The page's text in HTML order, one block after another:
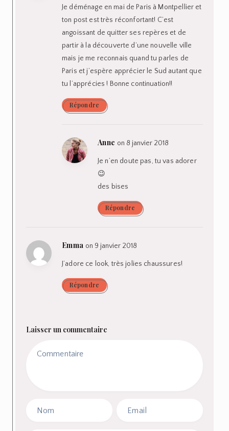
Je déménage en mai de Paris à Montpellier et
ton post est très réconfortant! C’est
angoissant de quitter ses repères et de
partir à la découverte d’une nouvelle ville
mais je me reconnais quand tu parles de
Paris et j’espère apprécier le Sud autant que
tu l’apprécies ! Bonne continuation!!
Répondre
Anne on 8 janvier 2018
Je n’en doute pas, tu vas adorer
😉
des bises
Répondre
Emma on 9 janvier 2018
J’adore ce look, très jolies chaussures!
Répondre
Laisser un commentaire